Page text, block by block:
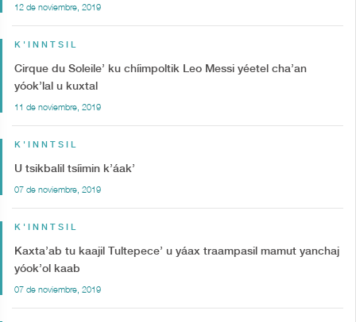
12 de noviembre, 2019
K'INNTSIL
Cirque du Soleile’ ku chíimpoltik Leo Messi yéetel cha’an
yóok’lal u kuxtal
11 de noviembre, 2019
K'INNTSIL
U tsikbalil tsíimin k’áak’
07 de noviembre, 2019
K'INNTSIL
Kaxta’ab tu kaajil Tultepece’ u yáax traampasil mamut yanchaj
yóok’ol kaab
07 de noviembre, 2019